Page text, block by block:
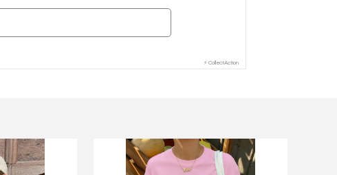
⚡ CollectAction